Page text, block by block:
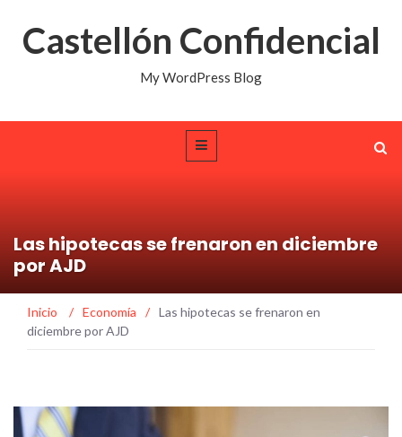
Castellón Confidencial
My WordPress Blog
Las hipotecas se frenaron en diciembre
por AJD
Inicio / Economía / Las hipotecas se frenaron en
diciembre por AJD